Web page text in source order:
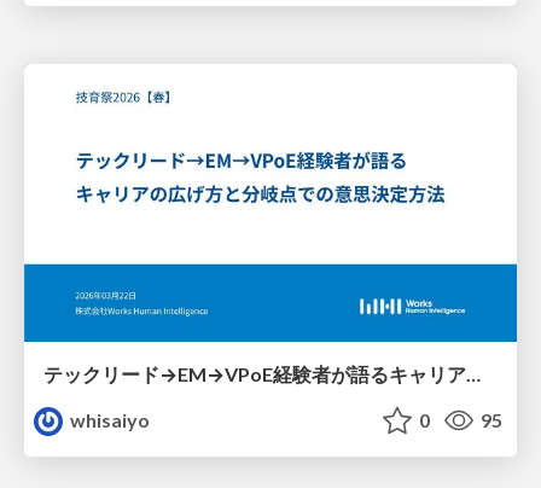
whisaiyo
0 95